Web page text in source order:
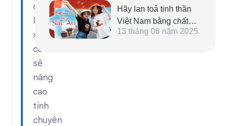
chất
lượng
xem
cao
sẽ
nâng
cao
tính
chuyên
Hãy lan toả tinh thần
Việt Nam bằng chất
riêng của chính bạn
13 tháng 08 năm 2025